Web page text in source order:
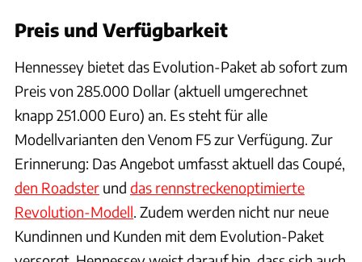
Preis und Verfügbarkeit
Hennessey bietet das Evolution-Paket ab sofort zum
Preis von 285.000 Dollar (aktuell umgerechnet
knapp 251.000 Euro) an. Es steht für alle
Modellvarianten den Venom F5 zur Verfügung. Zur
Erinnerung: Das Angebot umfasst aktuell das Coupé,
den Roadster und das rennstreckenoptimierte
Revolution-Modell. Zudem werden nicht nur neue
Kundinnen und Kunden mit dem Evolution-Paket